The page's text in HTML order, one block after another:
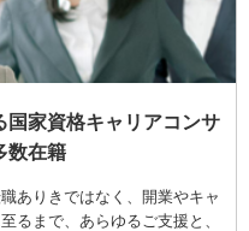
国家資格キャリアコンサ
数在籍
ありきではなく、開業やキャ
るまで、あらゆるご支援と、